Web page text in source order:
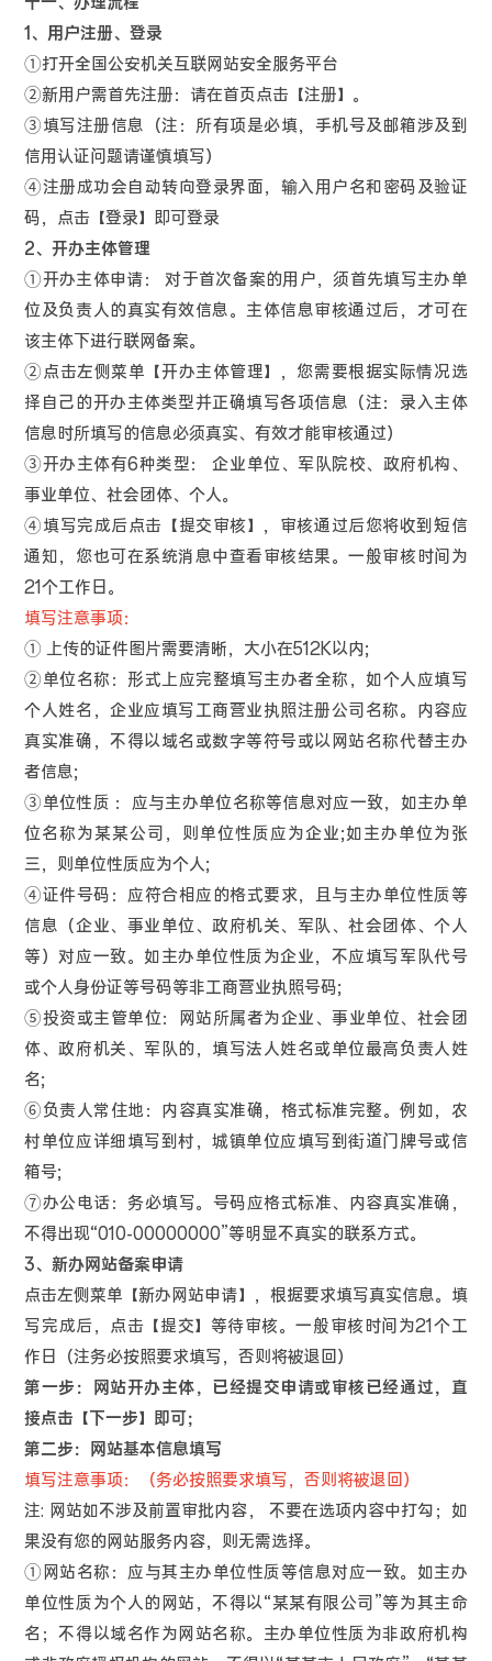
1、用户注册、登录
①打开全国公安机关互联网站安全服务平台
②新用户需首先注册：请在首页点击【注册】。
③填写注册信息（注：所有项是必填，手机号及邮箱涉及到
信用认证问题请谨慎填写）
④注册成功会自动转向登录界面，输入用户名和密码及验证
码，点击【登录】即可登录
2、开办主体管理
①开办主体申请： 对于首次备案的用户，须首先填写主办单
位及负责人的真实有效信息。主体信息审核通过后，才可在
该主体下进行联网备案。
②点击左侧菜单【开办主体管理】，您需要根据实际情况选
择自己的开办主体类型并正确填写各项信息（注：录入主体
信息时所填写的信息必须真实、有效才能审核通过）
③开办主体有6种类型： 企业单位、军队院校、政府机构、
事业单位、社会团体、个人。
④填写完成后点击【提交审核】，审核通过后您将收到短信
通知，您也可在系统消息中查看审核结果。一般审核时间为
21个工作日。
填写注意事项：
① 上传的证件图片需要清晰，大小在512K以内;
②单位名称：形式上应完整填写主办者全称，如个人应填写
个人姓名，企业应填写工商营业执照注册公司名称。内容应
真实准确，不得以域名或数字等符号或以网站名称代替主办
者信息;
③单位性质 ：应与主办单位名称等信息对应一致，如主办单
位名称为某某公司，则单位性质应为企业;如主办单位为张
三，则单位性质应为个人;
④证件号码：应符合相应的格式要求，且与主办单位性质等
信息（企业、事业单位、政府机关、军队、社会团体、个人
等）对应一致。如主办单位性质为企业，不应填写军队代号
或个人身份证等号码等非工商营业执照号码;
⑤投资或主管单位：网站所属者为企业、事业单位、社会团
体、政府机关、军队的，填写法人姓名或单位最高负责人姓
名;
⑥负责人常住地：内容真实准确，格式标准完整。例如，农
村单位应详细填写到村，城镇单位应填写到街道门牌号或信
箱号;
⑦办公电话：务必填写。号码应格式标准、内容真实准确，
不得出现“010-00000000”等明显不真实的联系方式。
3、新办网站备案申请
点击左侧菜单【新办网站申请】，根据要求填写真实信息。填
写完成后，点击【提交】等待审核。一般审核时间为21个工
作日（注务必按照要求填写，否则将被退回）
第一步：网站开办主体，已经提交申请或审核已经通过，直
接点击【下一步】即可；
第二步：网站基本信息填写
填写注意事项：（务必按照要求填写，否则将被退回）
注: 网站如不涉及前置审批内容， 不要在选项内容中打勾；如
果没有您的网站服务内容，则无需选择。
①网站名称：应与其主办单位性质等信息对应一致。如主办
单位性质为个人的网站，不得以“某某有限公司”等为其主命
名；不得以域名作为网站名称。主办单位性质为非政府机构